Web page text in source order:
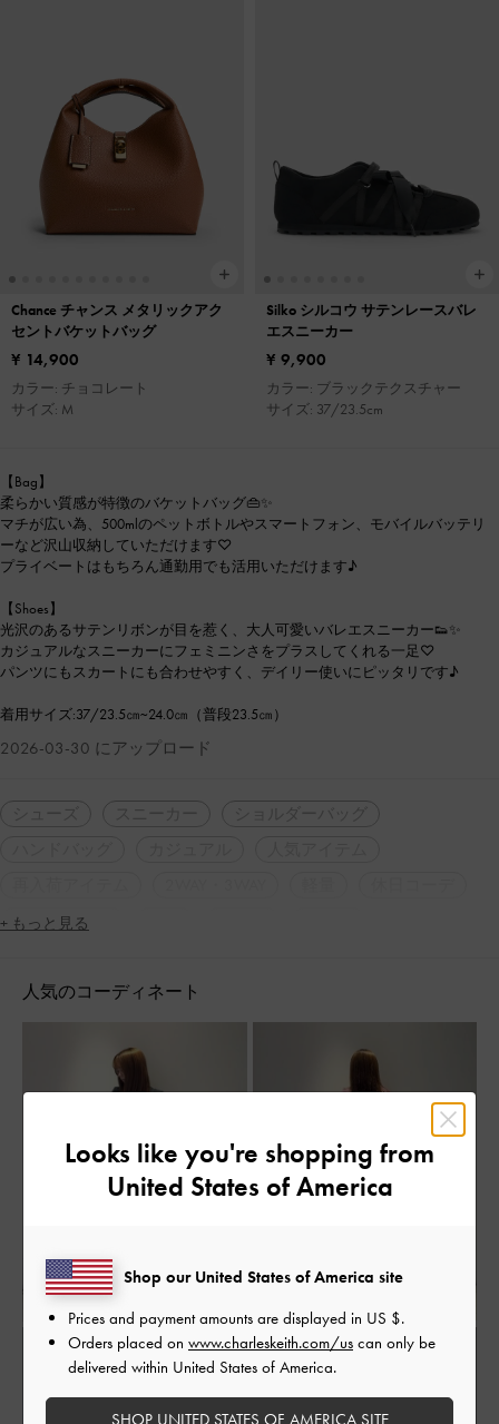
Chance チャンス メタリックアク
セントバケットバッグ
¥ 14,900
カラー: チョコレート
サイズ: M
Silko シルコウ サテンレースバレ
エスニーカー
¥ 9,900
カラー: ブラックテクスチャー
サイズ: 37/23.5cm
【Bag】
柔らかい質感が特徴のバケットバッグ👜✨
マチが広い為、500mlのペットボトルやスマートフォン、モバイルバッテリ
ーなど沢山収納していただけます♡
プライベートはもちろん通勤用でも活用いただけます♪
【Shoes】
光沢のあるサテンリボンが目を惹く、大人可愛いバレエスニーカー👟✨
カジュアルなスニーカーにフェミニンさをプラスしてくれる一足♡
パンツにもスカートにも合わせやすく、デイリー使いにピッタリです♪
着用サイズ:37/23.5㎝~24.0㎝（普段23.5㎝）
2026-03-30 にアップロード
シューズ スニーカー
低身長コーデ
+ もっと見る
人気のコーディネート
Looks like you're shopping from
United States of America
Shop our United States of America site
Prices and payment amounts are displayed in US $.
Orders placed on www.charleskeith.com/us can only be
delivered within United States of America.
SHOP UNITED STATES OF AMERICA SITE